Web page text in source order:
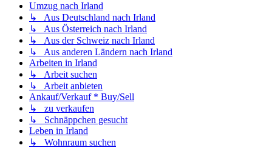
Umzug nach Irland
↳ Aus Deutschland nach Irland
↳ Aus Österreich nach Irland
↳ Aus der Schweiz nach Irland
↳ Aus anderen Ländern nach Irland
Arbeiten in Irland
↳ Arbeit suchen
↳ Arbeit anbieten
Ankauf/Verkauf * Buy/Sell
↳ zu verkaufen
↳ Schnäppchen gesucht
Leben in Irland
↳ Wohnraum suchen